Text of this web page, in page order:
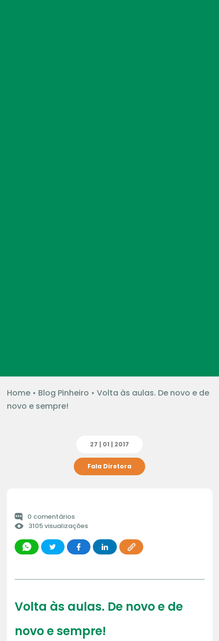
Home• Blog Pinheiro • Volta às aulas. De novo e de
novo e sempre!
27 | 01 | 2017
Fala Diretora
0 comentários
3105 visualizações
Volta às aulas. De novo e de
novo e sempre!